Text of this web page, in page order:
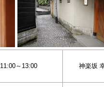
11:00～13:00 神楽坂